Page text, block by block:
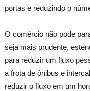
portas e reduzindo o
O comércio não pode
seja mais prudente,
para reduzir um fluxo
a frota de ônibus e
reduzir o fluxo em um